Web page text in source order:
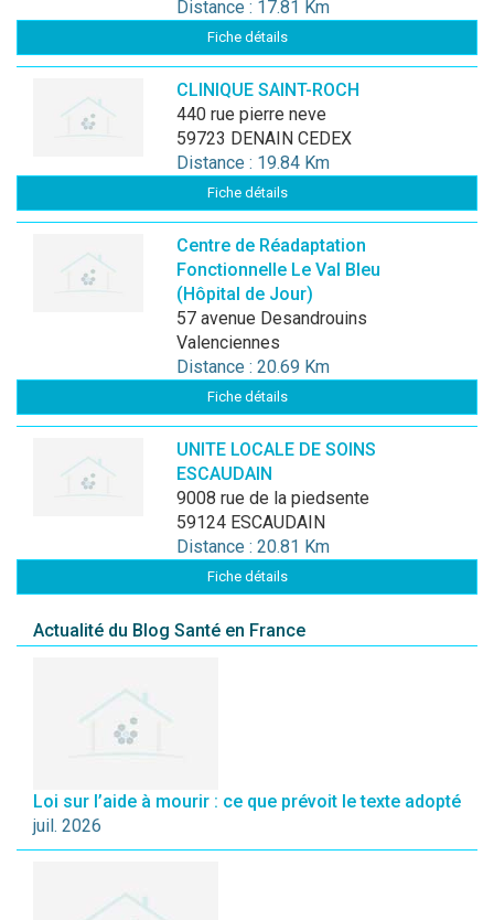
Distance : 17.81 Km
Fiche détails
CLINIQUE SAINT-ROCH
440 rue pierre neve
59723 DENAIN CEDEX
Distance : 19.84 Km
Fiche détails
Centre de Réadaptation
Fonctionnelle Le Val Bleu
(Hôpital de Jour)
57 avenue Desandrouins
Valenciennes
Distance : 20.69 Km
Fiche détails
UNITE LOCALE DE SOINS
ESCAUDAIN
9008 rue de la piedsente
59124 ESCAUDAIN
Distance : 20.81 Km
Fiche détails
Actualité du Blog Santé en France
Loi sur l’aide à mourir : ce que prévoit le texte adopté
juil. 2026